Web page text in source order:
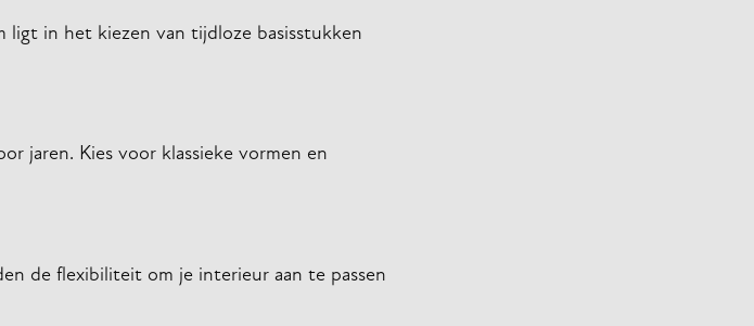
ligt in het kiezen van tijdloze basisstukken
jaren. Kies voor klassieke vormen en
de flexibiliteit om je interieur aan te passen